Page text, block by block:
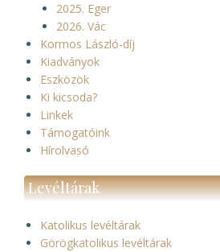
2025. Eger
2026. Vác
Kormos László-díj
Kiadványok
Eszközök
Ki kicsoda?
Linkek
Támogatóink
Hírolvasó
Levéltárak
Katolikus levéltárak
Görögkatolikus levéltárak